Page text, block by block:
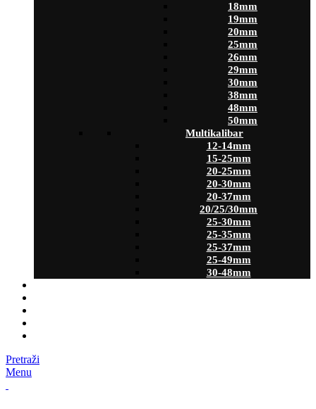
18mm
19mm
20mm
25mm
26mm
29mm
30mm
38mm
48mm
50mm
Multikalibar
12-14mm
15-25mm
20-25mm
20-30mm
20-37mm
20/25/30mm
25-30mm
25-35mm
25-37mm
25-49mm
30-48mm
Pretraži
Menu